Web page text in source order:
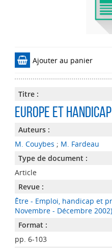
Ajouter au panier
Titre :
Europe et handicap
Auteurs :
M. Couybes ; M. Fardeau
Type de document :
Article
Revue :
Être - Emploi, handicap et
Novembre - Décembre 2002)
Format :
pp. 6-103